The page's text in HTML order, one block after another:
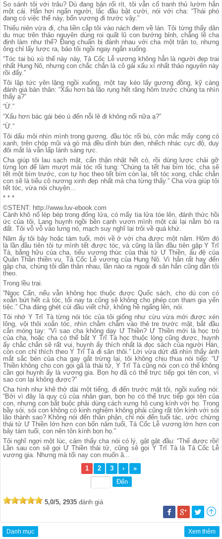
So sánh tôi với trâu? Dù đang bận rối rít, tôi vẫn cố tranh thủ lườm hắn
một cái. Hắn hơi ngẩn người, lắc đầu bật cười, nói với cha: “Thái phó
đang có việc thế này, bổn vương đi trước vậy.”
Thiếu niên vừa đi, cha liền cắp tôi vào nách đem về lán. Tôi từng thấy dân
du mục trên thảo nguyên dùng roi quất lũ con bướng bỉnh, chẳng lẽ cha
định làm như thế? Đang chuẩn bị đánh nhau với cha một trận to, nhưng
ông chỉ lấy lược ra, bảo tôi ngồi ngay ngắn xuống.
“Tóc tai bù xù thế này này, Tả Cốc Lễ vương không hẳn là người đẹp trai
nhất Hung Nô, nhưng con chắc chắn là cô gái xấu xí nhất thảo nguyên này
rồi đấy.”
Tôi lập tức yên lặng ngồi xuống, một tay kéo lấy gương đồng, kỹ càng
đánh giá bản thân: “Xấu hơn bà lão rụng hết răng hôm trước chúng ta nhìn
thấy ạ?”
“Ừ.”
“Xấu hơn bác gái béo ú đến nỗi lê đi không nổi nữa ạ?”
“Ừ.”
Tôi dẩu môi nhìn mình trong gương, đầu tóc rối bù, còn mắc mấy cọng cỏ
xanh, trên chóp mũi và gò má đều dính bùn đen, nhếch nhác cực độ, duy
đôi mắt là vẫn lấp lánh sáng rực.
Cha giúp tôi lau sạch mặt, cẩn thận nhặt hết cỏ, rồi dùng lược chải gỡ
từng lọn để làm mượt mái tóc rối tung: “Chúng ta tết hai bím tóc, cha sẽ
tết một bím trước, con tự học theo tết bím còn lại, tết tóc xong, chắc chắn
con sẽ là tiểu cô nương xinh đẹp nhất mà cha từng thấy.” Cha vừa giúp tôi
tết tóc, vừa nói chuyện…
* * *
©STENT: http://www.luv-ebook.com
Cành khô nổ lép bép trong đống lửa, có mấy tia lửa tóe lên, đánh thức hồi
ức của tôi, Lang huynh ngồi bên cạnh vươn mình một cái lại nằm bò ra
đất. Tôi vỗ vỗ vào lưng nó, mạch suy nghĩ lại trôi về quá khứ.
Năm ấy tôi bảy hoặc tám tuổi, mới về ở với cha được một năm. Hôm đó
là lần đầu tiên tôi tự mình tết được tóc, và cũng là lần đầu tiên gặp Y Trĩ
Tà, bằng hữu của cha, tiểu vương thúc của thái tử Ư Thiền, ấu đệ của
Quân Thần thiền vu, Tả Cốc Lễ vương của Hung Nô. Vì hắn rất hay đến
gặp cha, chúng tôi dần thân nhau, lần nào ra ngoài đi săn hắn cũng dẫn tôi
theo.
Trong lều trại.
“Ngọc Cẩn, nếu vẫn không học thuộc được Quốc sách, cho dù con có
xoắn bứt hết cả tóc, tối nay ta cũng sẽ không cho phép con tham gia yến
tiệc.” Cha đáng ghét cúi đầu viết chữ, không hề ngẩng lên, nói.
Tôi nhớ Y Trĩ Tà từng nói tóc của tôi giống như cừu vừa mới được xén
lông, vội thôi xoắn tóc, nhìn chằm chằm vào thẻ tre trước mặt, bắt đầu
cắn móng tay: “Vì sao cha không dạy Ư Thiền? Ư Thiền mới là học trò
của cha, hoặc cha có thể bắt Y Trĩ Tà học thuộc lòng cũng được, huynh
ấy chắc chắn sẽ rất vui, huynh ấy thích nhất là đọc sách của người Hán,
còn con chỉ thích theo Y Trĩ Tà đi săn thôi.” Lời vừa dứt đã nhìn thấy ánh
mắt sắc bén của cha gay gắt trừng lại, tôi không chịu thua nói tiếp: “Ư
Thiền không cho con gọi gã là thái tử, Y Trĩ Tà cũng nói con có thể không
cần gọi huynh ấy là vương gia. Bọn họ đã có thể trực tiếp gọi tên con, vì
sao con lại không được?”
Cha hình như khẽ thở dài một tiếng, đi đến trước mặt tôi, ngồi xuống nói:
“Bởi vì đây là quy củ của nhân gian, bọn họ có thể trực tiếp gọi tên của
con, nhưng con bắt buộc phải dùng cách xưng hô cung kính với họ. Trong
bầy sói, sói con không có kinh nghiệm không phải cũng rất tôn kính với sói
lão thành sao? Không nói đến thân phận, chỉ nói đến tuổi tác, ước chừng
thái tử Ư Thiền lớn hơn con bốn năm tuổi, Tả Cốc Lễ vương lớn hơn con
bảy tám tuổi, con nên tôn kính bọn họ.”
Tôi nghĩ ngợi một lúc, cảm thấy cha nói có lý, gật gật đầu: “Thế được rồi!
Lần sau con sẽ gọi Ư Thiền thái tử, cũng sẽ gọi Y Trĩ Tà là Tả Cốc Lễ
vương gia. Nhưng mà tối nay con muốn ă...
1
2 3 › »
5,0/5, 2935 đánh giá
Danh mục Xem thêm